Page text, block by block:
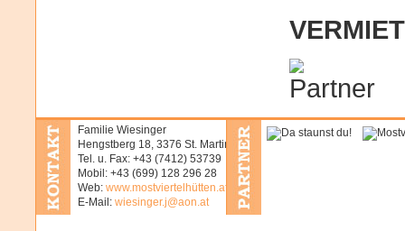
Familie Wiesinger
Hengstberg 18, 3376 St. Martin
Tel. u. Fax: +43 (7412) 53739
Mobil: +43 (699) 128 296 28
Web: www.mostviertelhütten.at
E-Mail: wiesinger.j@aon.at